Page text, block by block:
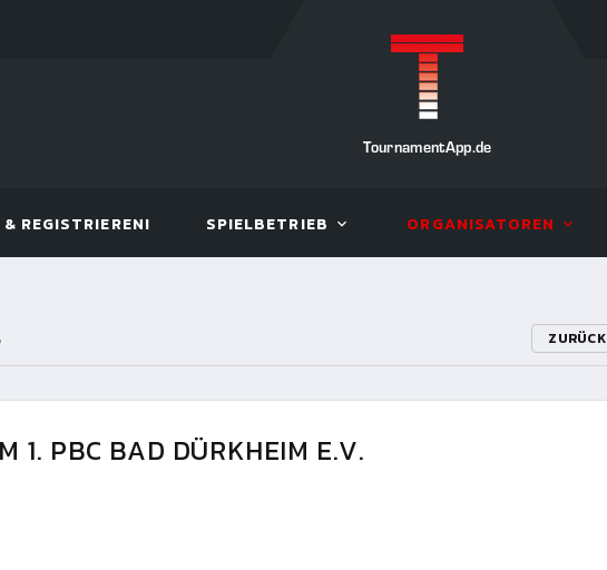
TournamentApp.de
REGISTRIEREN! SPIELBETRIEB ORGANISATOREN
ZURÜCK
1. PBC BAD DÜRKHEIM E.V.